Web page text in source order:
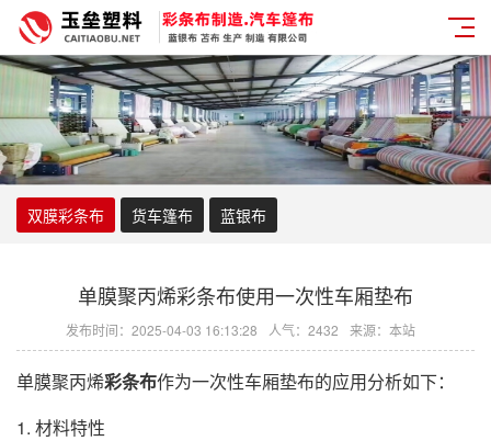
双膜彩条布 货车篷布 蓝银布
单膜聚丙烯彩条布使用一次性车厢垫布
发布时间：2025-04-03 16:13:28 人气：2432 来源：本站
单膜聚丙烯彩条布作为一次性车厢垫布的应用分析如下：
1. 材料特性